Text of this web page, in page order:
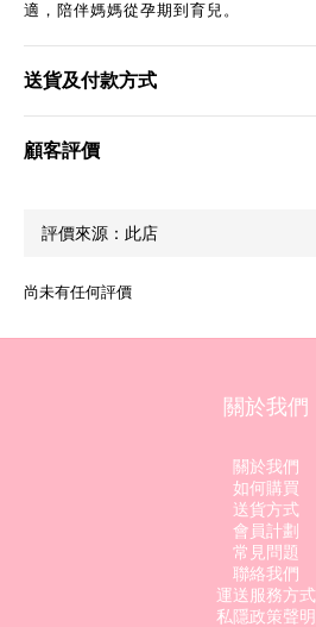
適，陪伴媽媽從孕期到育兒。
送貨及付款方式
顧客評價
尚未有任何評價
關於我們
關於我們
如何購買
送貨方式
會員計劃
常見問題
聯絡我們
運送服務方式
私隱政策聲明